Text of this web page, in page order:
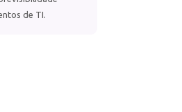
de TI.